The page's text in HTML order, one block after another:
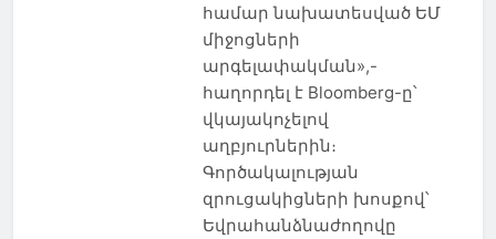
համար նախատեսված ԵՄ
միջոցների
արգելափակման»,-
հաղորդել է Bloomberg-ը՝
վկայակոչելով
աղբյուրներին։
Գործակալության
զրուցակիցների խոսքով՝
Եվրահանձնաժողովը